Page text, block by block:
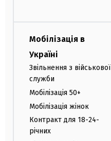
Мобілізація в
Україні
Звільнення з військової
служби
Мобілізація 50+
Мобілізація жінок
Контракт для 18-24-
річних